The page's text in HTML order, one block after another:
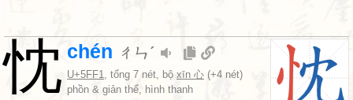
忱 chén ㄔㄣˊ
U+5FF1, tổng 7 nét, bộ xīn 心 (+4 nét)
phồn & giản thể, hình thanh